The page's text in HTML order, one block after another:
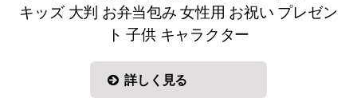
キッズ 大判 お弁当包み 女性用 お祝い プレゼン
ト 子供 キャラクター
詳しく見る